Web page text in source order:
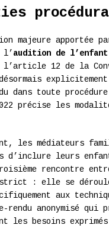
majeure apportée
l’ audition de l’enfant
l’article 12 de la
dans toute
précise les
les médiateurs
d’inclure leurs
rencontre
: elle se déroule
aux
rendu anonymisé qui
les besoins